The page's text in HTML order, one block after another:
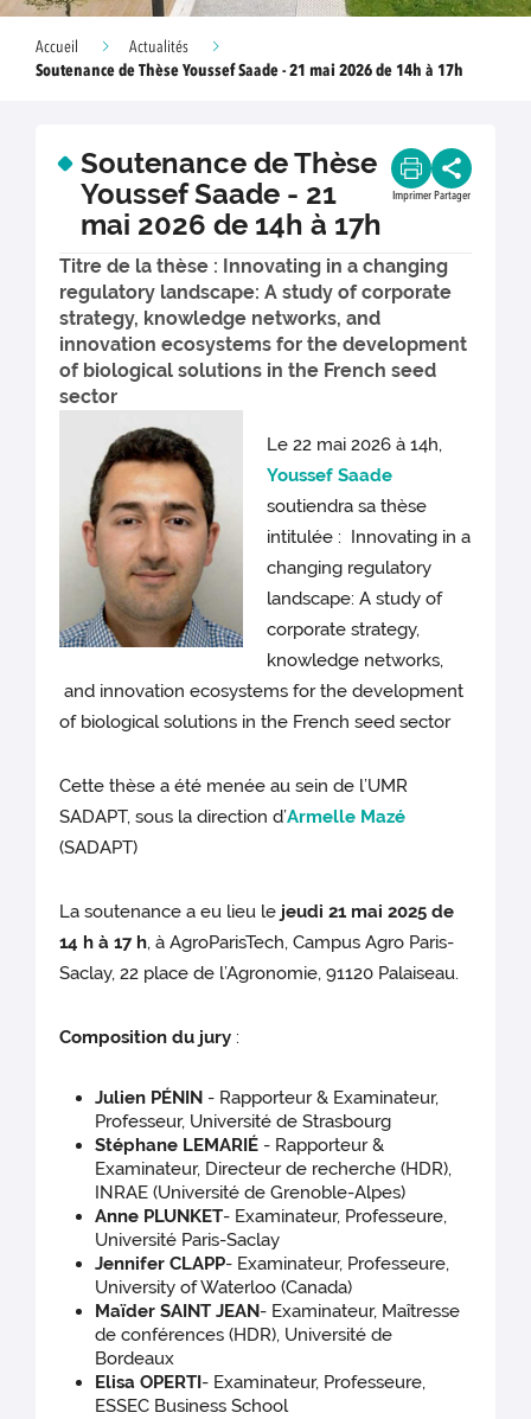
Accueil
Actualités
Soutenance de Thèse Youssef Saade - 21 mai 2026 de 14h à 17h
Soutenance de Thèse
Youssef Saade - 21
mai 2026 de 14h à 17h
Imprimer Partager
Titre de la thèse : Innovating in a changing
regulatory landscape: A study of corporate
strategy, knowledge networks, and
innovation ecosystems for the development
of biological solutions in the French seed
sector
Le 22 mai 2026 à 14h,
Youssef Saade
soutiendra sa thèse
intitulée : Innovating in a
changing regulatory
landscape: A study of
corporate strategy,
knowledge networks,
and innovation ecosystems for the development
of biological solutions in the French seed sector
Cette thèse a été menée au sein de l’UMR
SADAPT, sous la direction d’Armelle Mazé
(SADAPT)
La soutenance a eu lieu le jeudi 21 mai 2025 de
14 h à 17 h, à AgroParisTech, Campus Agro Paris-
Saclay, 22 place de l’Agronomie, 91120 Palaiseau.
Composition du jury :
Julien PÉNIN - Rapporteur & Examinateur,
Professeur, Université de Strasbourg
Stéphane LEMARIÉ - Rapporteur &
Examinateur, Directeur de recherche (HDR),
INRAE (Université de Grenoble-Alpes)
Anne PLUNKET- Examinateur, Professeure,
Université Paris-Saclay
Jennifer CLAPP- Examinateur, Professeure,
University of Waterloo (Canada)
Maïder SAINT JEAN- Examinateur, Maîtresse
de conférences (HDR), Université de
Bordeaux
Elisa OPERTI- Examinateur, Professeure,
ESSEC Business School